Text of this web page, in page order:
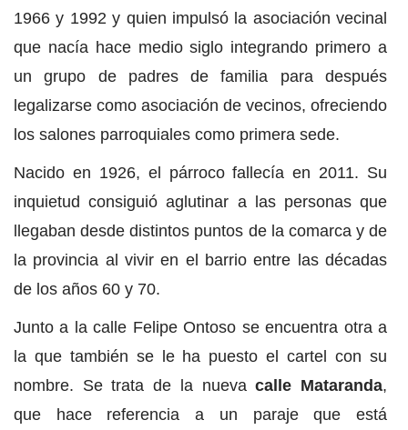
1966 y 1992 y quien impulsó la asociación vecinal
que nacía hace medio siglo integrando primero a
un grupo de padres de familia para después
legalizarse como asociación de vecinos, ofreciendo
los salones parroquiales como primera sede.
Nacido en 1926, el párroco fallecía en 2011. Su
inquietud consiguió aglutinar a las personas que
llegaban desde distintos puntos de la comarca y de
la provincia al vivir en el barrio entre las décadas
de los años 60 y 70.
Junto a la calle Felipe Ontoso se encuentra otra a
la que también se le ha puesto el cartel con su
nombre. Se trata de la nuevacalle Mataranda,
que hace referencia a un paraje que está